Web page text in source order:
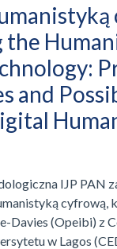
the
and
IJP PAN
cyfrową,
Davies (Opeibi) z
w Lagos